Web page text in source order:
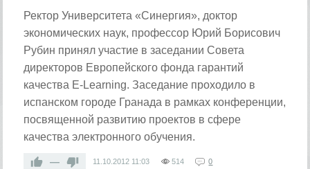
Ректор Университета «Синергия», доктор
экономических наук, профессор Юрий Борисович
Рубин принял участие в заседании Совета
директоров Европейского фонда гарантий
качества E-Learning. Заседание проходило в
испанском городе Гранада в рамках конференции,
посвященной развитию проектов в сфере
качества электронного обучения.
— 11.10.2012 11:03 514 0